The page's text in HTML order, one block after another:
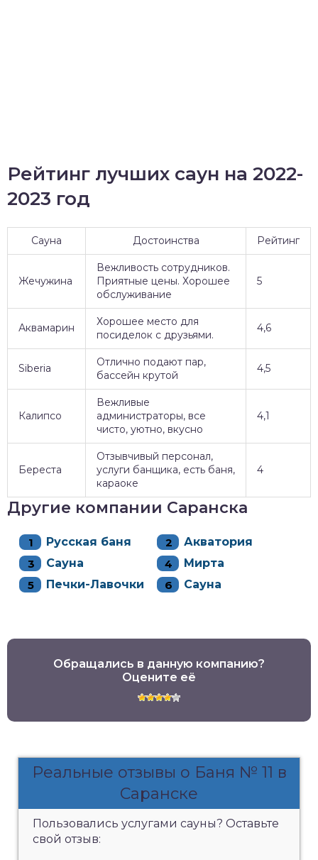
Рейтинг лучших саун на 2022-
2023 год
Сауна Достоинства Рейтинг
Жечужина
Вежливость сотрудников.
Приятные цены. Хорошее
обслуживание
5
Аквамарин
Хорошее место для
посиделок с друзьями.
4,6
Siberia
Отлично подают пар,
бассейн крутой
4,5
Калипсо
Вежливые
администраторы, все
чисто, уютно, вкусно
4,1
Береста
Отзывчивый персонал,
услуги банщика, есть баня,
караоке
4
Другие компании Саранска
Русская баня
Акватория
Сауна
Мирта
Печки-Лавочки
Сауна
Обращались в данную компанию?
Оцените её
Реальные отзывы о Баня № 11 в
Саранске
Пользовались услугами сауны? Оставьте
свой отзыв: